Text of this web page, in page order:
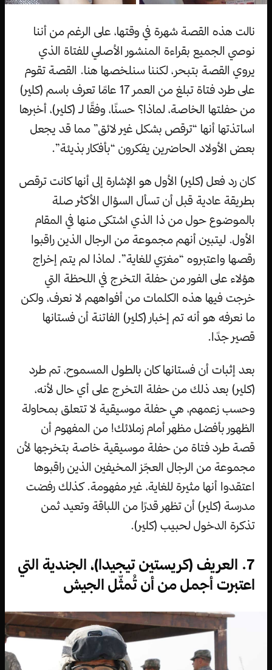
نالت هذه القصة شهرة في وقتها، على الرغم من أننا
نوصي الجميع بقراءة المنشور الأصلي للفتاة الذي
يروي القصة بتبحر، لكننا سنلخصها هنا. القصة تقوم
على طرد فتاة تبلغ من العمر 17 عامًا تعرف باسم (كلير)
من حفلتها الخاصة، لماذا؟ حسنًا، وفقًا لـ (كلير)، أخبرها
اساتذتها أنها “ترقص بشكل غير لائق” مما قد يجعل
بعض الأولاد الحاضرين يفكرون “بأفكار بذيئة”.
كان رد فعل (كلير) الأول هو الإشارة إلى أنها كانت ترقص
بطريقة عادية قبل أن تسأل السؤال الأكثر صلة
بالموضوع حول من ذا الذي اشتكى منها في المقام
الأول. ليتبين أنهم مجموعة من الرجال الذين راقبوا
رقصها واعتبروه “مغرّي للغاية”. لماذا لم يتم إخراج
هؤلاء على الفور من حفلة التخرج في اللحظة التي
خرجت فيها هذه الكلمات من أفواههم لا نعرف، ولكن
ما نعرفه هو أنه تم إخبار (كلير) الفاتنة أن فستانها
قصير جدًا.
بعد إثبات أن فستانها كان بالطول المسموح، تم طرد
(كلير) بعد ذلك من حفلة التخرج على أي حال لأنه،
وحسب زعمهم، هي حفلة موسيقية لا تتعلق بمحاولة
الظهور بأفضل مظهر أمام زملائك! من المفهوم أن
قصة طرد فتاة من حفلة موسيقية خاصة بتخرجها لأن
مجموعة من الرجال العجّز المخيفين الذين راقبوها
اعتقدوا أنها مثيرة للغاية، غير مفهومة. كذلك رفضت
مدرسة (كلير) أن تظهر قدرًا من اللباقة وتعيد ثمن
تذكرة الدخول لحبيب (كلير).
7. العريف (كريستين تيجيدا)، الجندية التي
اعتبرت أجمل من أن تُمثّل الجيش